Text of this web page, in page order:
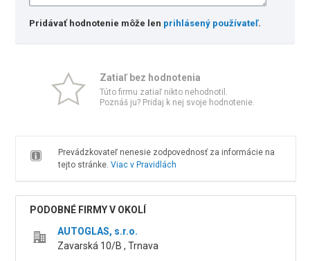
Pridávať hodnotenie môže len prihlásený používateľ.
Zatiaľ bez hodnotenia
Túto firmu zatiaľ nikto nehodnotil.
Poznáš ju? Pridaj k nej svoje hodnotenie.
Prevádzkovateľ nenesie zodpovednosť za informácie na
tejto stránke. Viac v Pravidlách
PODOBNÉ FIRMY V OKOLÍ
AUTOGLAS, s.r.o.
Zavarská 10/B , Trnava